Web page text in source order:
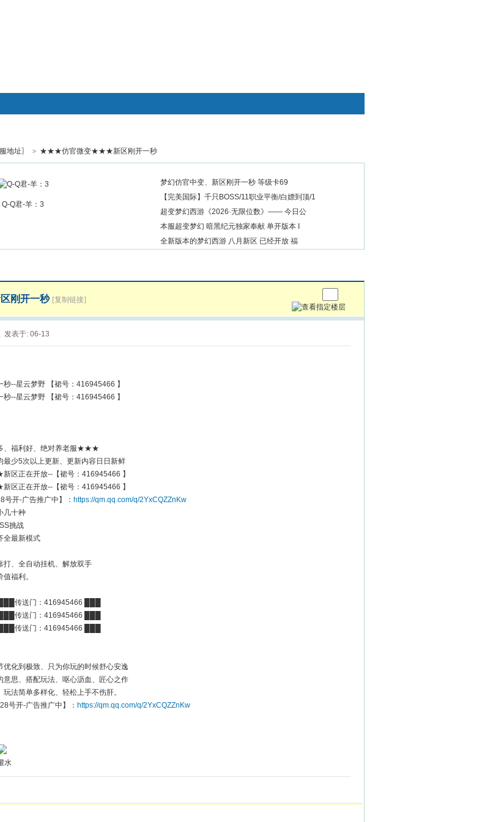
帖子
搜索
地址〗 > ★★★仿官微变★★★新区刚开一秒
Q-Q君-羊：3
梦幻仿官中变、新区刚开一秒 等级卡69
【完美国际】千只BOSS/11职业平衡/白嫖到顶/1
超变梦幻西游《2026·无限位数》—— 今日公
本服超变梦幻 暗黑纪元独家奉献 单开版本 I
全新版本的梦幻西游 八月新区 已经开放 福
刚开一秒 [复制链接]
发表于: 06-13
星云梦野 【裙号：416945466 】
星云梦野 【裙号：416945466 】
、福利好、绝对养老服★★★
少5次以上更新、更新内容日日新鲜
正在开放--【裙号：416945466 】
正在开放--【裙号：416945466 】
开-广告推广中】： https://qm.qq.com/q/2YxCQZZnKw
几十种
挑战
全最新模式
打、全自动挂机、解放双手
福利。
传送门：416945466 ███
传送门：416945466 ███
传送门：416945466 ███
化到极致、只为你玩的时候舒心安逸
思、搭配玩法、呕心沥血、匠心之作
法简单多样化、轻松上手不伤肝。
号开-广告推广中】： https://qm.qq.com/q/2YxCQZZnKw
水